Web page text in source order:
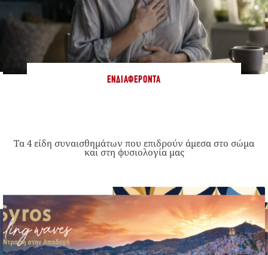
ΕΝΔΙΑΦΈΡΟΝΤΑ
Τα 4 είδη συναισθημάτων που επιδρούν άμεσα στο σώμα
και στη φυσιολογία μας